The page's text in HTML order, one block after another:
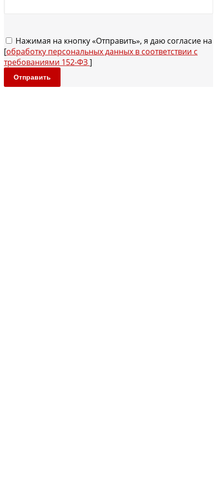
Нажимая на кнопку «Отправить», я даю согласие на
[обработку персональных данных в соответствии с
требованиями 152-ФЗ]
Отправить